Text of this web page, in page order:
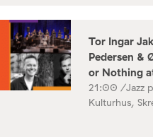
Tor Ingar
Pedersen &
or Nothing
21:00 /Jazz
Kulturhus,